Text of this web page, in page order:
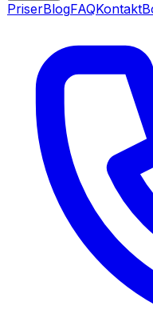
PriserBlogFAQKontakt